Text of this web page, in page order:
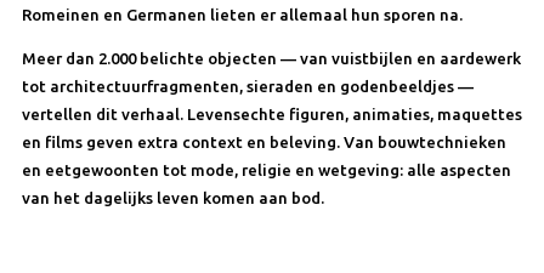
Romeinen en Germanen lieten er allemaal hun sporen na.
Meer dan 2.000 belichte objecten — van vuistbijlen en aardewerk
tot architectuurfragmenten, sieraden en godenbeeldjes —
vertellen dit verhaal. Levensechte figuren, animaties, maquettes
en films geven extra context en beleving. Van bouwtechnieken
en eetgewoonten tot mode, religie en wetgeving: alle aspecten
van het dagelijks leven komen aan bod.